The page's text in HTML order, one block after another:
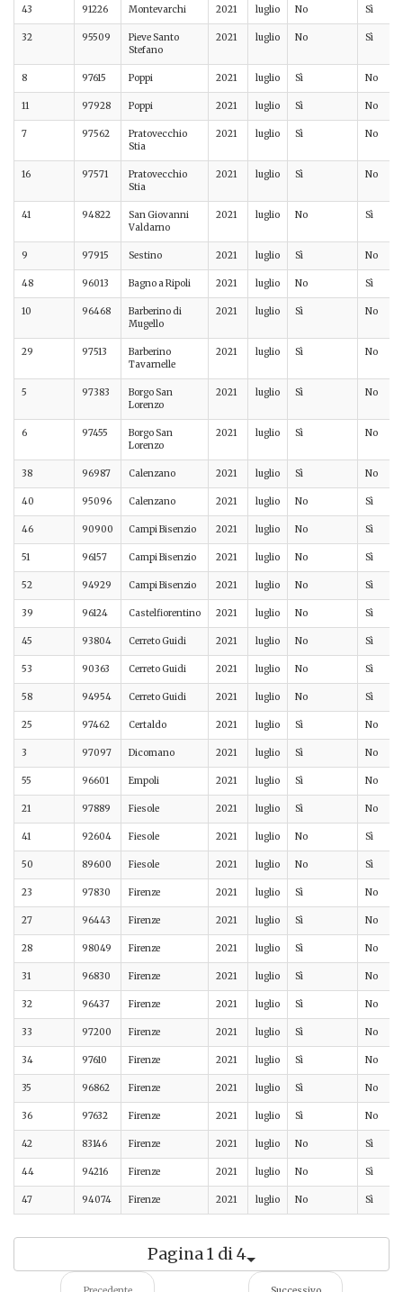
43 91226 Montevarchi 2021 luglio No Sì
32 95509
Pieve Santo
Stefano
2021 luglio No Sì
8 97615 Poppi 2021 luglio Sì No
11 97928 Poppi 2021 luglio Sì No
7 97562
Pratovecchio
Stia
2021 luglio Sì No
16 97571
Pratovecchio
Stia
2021 luglio Sì No
41 94822
San Giovanni
Valdarno
2021 luglio No Sì
9 97915 Sestino 2021 luglio Sì No
48 96013 Bagno a Ripoli 2021 luglio No Sì
10 96468
Barberino di
Mugello
2021 luglio Sì No
29 97513
Barberino
Tavarnelle
2021 luglio Sì No
5 97383
Borgo San
Lorenzo
2021 luglio Sì No
6 97455
Borgo San
Lorenzo
2021 luglio Sì No
38 96987 Calenzano 2021 luglio Sì No
40 95096 Calenzano 2021 luglio No Sì
46 90900 Campi Bisenzio 2021 luglio No Sì
51 96157 Campi Bisenzio 2021 luglio No Sì
52 94929 Campi Bisenzio 2021 luglio No Sì
39 96124 Castelfiorentino 2021 luglio No Sì
45 93804 Cerreto Guidi 2021 luglio No Sì
53 90363 Cerreto Guidi 2021 luglio No Sì
58 94954 Cerreto Guidi 2021 luglio No Sì
25 97462 Certaldo 2021 luglio Sì No
3 97097 Dicomano 2021 luglio Sì No
55 96601 Empoli 2021 luglio Sì No
21 97889 Fiesole 2021 luglio Sì No
41 92604 Fiesole 2021 luglio No Sì
50 89600 Fiesole 2021 luglio No Sì
23 97830 Firenze 2021 luglio Sì No
27 96443 Firenze 2021 luglio Sì No
28 98049 Firenze 2021 luglio Sì No
31 96830 Firenze 2021 luglio Sì No
32 96437 Firenze 2021 luglio Sì No
33 97200 Firenze 2021 luglio Sì No
34 97610 Firenze 2021 luglio Sì No
35 96862 Firenze 2021 luglio Sì No
36 97632 Firenze 2021 luglio Sì No
42 83146 Firenze 2021 luglio No Sì
44 94216 Firenze 2021 luglio No Sì
47 94074 Firenze 2021 luglio No Sì
Pagina 1 di 4